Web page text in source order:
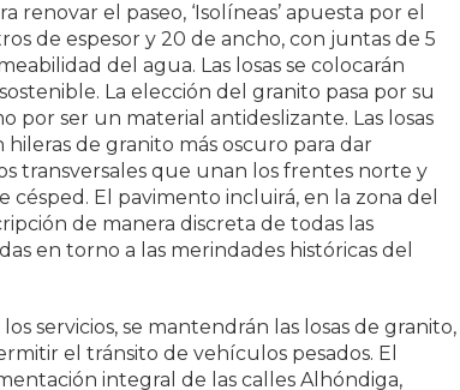
renovar el paseo, ‘Isolíneas’ apuesta por el
de espesor y 20 de ancho, con juntas de 5
del agua. Las losas se colocarán
La elección del granito pasa por su
por ser un material antideslizante. Las losas
de granito más oscuro para dar
transversales que unan los frentes norte y
césped. El pavimento incluirá, en la zona del
de manera discreta de todas las
en torno a las merindades históricas del
servicios, se mantendrán las losas de granito,
el tránsito de vehículos pesados. El
integral de las calles Alhóndiga,